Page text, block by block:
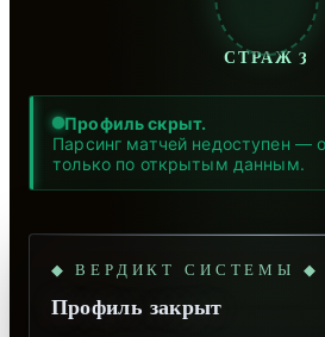
СТРАЖ 3
Профиль скрыт.
Парсинг матчей недоступен —
только по открытым данным.
◆ ВЕРДИКТ СИСТЕМЫ ◆
Профиль закрыт